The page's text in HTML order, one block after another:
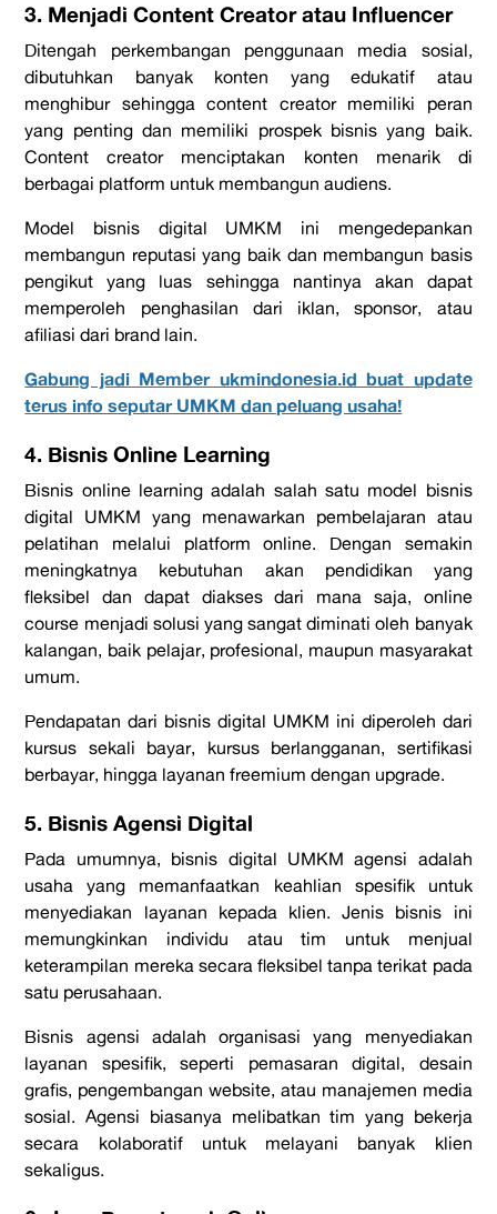
3. Menjadi Content Creator atau Influencer
Ditengah perkembangan penggunaan media sosial,
dibutuhkan banyak konten yang edukatif atau
menghibur sehinggacontent creatormemiliki peran
yang penting dan memiliki prospek bisnis yang baik.
Content creatormenciptakan konten menarik di
berbagai platform untuk membangun audiens.
Model bisnis digital UMKM ini mengedepankan
membangun reputasi yang baik dan membangun basis
pengikut yang luas sehingga nantinya akan dapat
memperoleh penghasilan dari iklan, sponsor, atau
afiliasi dari brand lain.
Gabung jadi Member ukmindonesia.id buat update
terus info seputar UMKM dan peluang usaha!
4. Bisnis Online Learning
Bisnis online learning adalah salah satu model bisnis
digital UMKM yang menawarkan pembelajaran atau
pelatihan melalui platform online. Dengan semakin
meningkatnya kebutuhan akan pendidikan yang
fleksibel dan dapat diakses dari mana saja, online
course menjadi solusi yang sangat diminati oleh banyak
kalangan, baik pelajar, profesional, maupun masyarakat
umum.
Pendapatan dari bisnis digital UMKM ini diperoleh dari
kursus sekali bayar, kursus berlangganan, sertifikasi
berbayar, hingga layananfreemium dengan upgrade.
5. Bisnis Agensi Digital
Pada umumnya, bisnis digital UMKM agensi adalah
usaha yang memanfaatkan keahlian spesifik untuk
menyediakan layanan kepada klien. Jenis bisnis ini
memungkinkan individu atau tim untuk menjual
keterampilan mereka secara fleksibel tanpa terikat pada
satu perusahaan.
Bisnis agensi adalah organisasi yang menyediakan
layanan spesifik, seperti pemasaran digital, desain
grafis, pengembangan website, atau manajemen media
sosial. Agensi biasanya melibatkan tim yang bekerja
secara kolaboratif untuk melayani banyak klien
sekaligus.